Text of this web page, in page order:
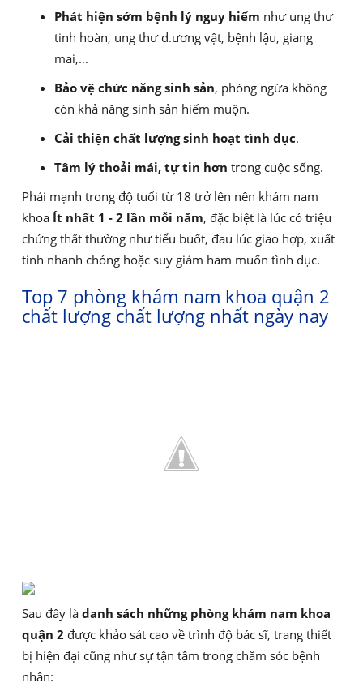
Phát hiện sớm bệnh lý nguy hiểm như ung thư
tinh hoàn, ung thư d.ương vật, bệnh lậu, giang
mai,...
Bảo vệ chức năng sinh sản, phòng ngừa không
còn khả năng sinh sản hiếm muộn.
Cải thiện chất lượng sinh hoạt tình dục.
Tâm lý thoải mái, tự tin hơn trong cuộc sống.
Phái mạnh trong độ tuổi từ 18 trở lên nên khám nam
khoa Ít nhất 1 - 2 lần mỗi năm, đặc biệt là lúc có triệu
chứng thất thường như tiểu buốt, đau lúc giao hợp, xuất
tinh nhanh chóng hoặc suy giảm ham muốn tình dục.
Top 7 phòng khám nam khoa quận 2
chất lượng chất lượng nhất ngày nay
Sau đây là danh sách những phòng khám nam khoa
quận 2 được khảo sát cao về trình độ bác sĩ, trang thiết
bị hiện đại cũng như sự tận tâm trong chăm sóc bệnh
nhân: